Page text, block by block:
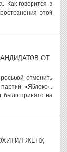
Как говорится в
этой
ОТ
отменить
«Яблоко».
было принято на
ЖЕНУ,